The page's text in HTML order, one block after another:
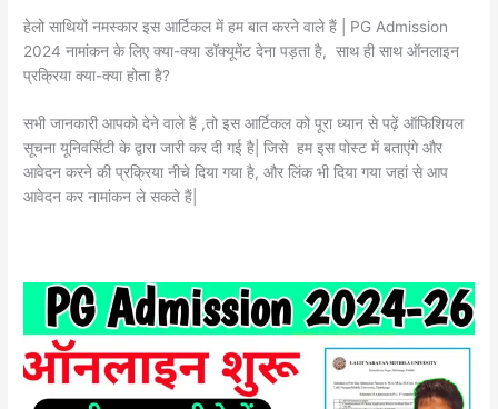
हेलो साथियों नमस्कार इस आर्टिकल में हम बात करने वाले हैं | PG Admission
2024 नामांकन के लिए क्या-क्या डॉक्यूमेंट देना पड़ता है, साथ ही साथ ऑनलाइन
प्रक्रिया क्या-क्या होता है?
सभी जानकारी आपको देने वाले हैं ,तो इस आर्टिकल को पूरा ध्यान से पढ़ें ऑफिशियल
सूचना यूनिवर्सिटी के द्वारा जारी कर दी गई है| जिसे हम इस पोस्ट में बताएंगे और
आवेदन करने की प्रक्रिया नीचे दिया गया है, और लिंक भी दिया गया जहां से आप
आवेदन कर नामांकन ले सकते हैं|